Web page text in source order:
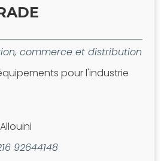
commerce et distribution
pour l'industrie
92644148